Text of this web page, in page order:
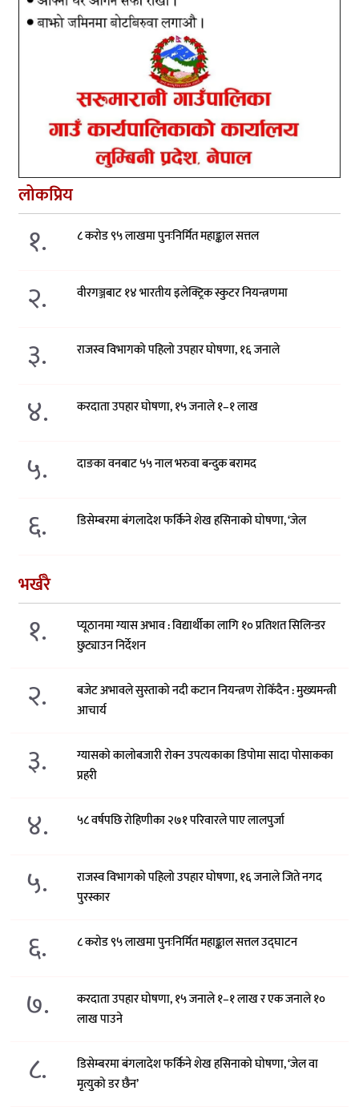
लोकप्रिय
१. ८ करोड ९५ लाखमा पुनःनिर्मित महाङ्काल सत्तल
२. वीरगञ्जबाट १४ भारतीय इलेक्ट्रिक स्कुटर नियन्त्रणमा
३. राजस्व विभागको पहिलो उपहार घोषणा, १६ जनाले
४. करदाता उपहार घोषणा, १५ जनाले १–१ लाख
५. दाङका वनबाट ५५ नाल भरुवा बन्दुक बरामद
६. डिसेम्बरमा बंगलादेश फर्किने शेख हसिनाको घोषणा, ‘जेल
भर्खरै
१.
प्यूठानमा ग्यास अभाव : विद्यार्थीका लागि १० प्रतिशत सिलिन्डर
छुट्याउन निर्देशन
२.
बजेट अभावले सुस्ताको नदी कटान नियन्त्रण रोकिँदैन : मुख्यमन्त्री
आचार्य
३.
ग्यासको कालोबजारी रोक्न उपत्यकाका डिपोमा सादा पोसाकका
प्रहरी
४. ५८ वर्षपछि रोहिणीका २७१ परिवारले पाए लालपुर्जा
५.
राजस्व विभागको पहिलो उपहार घोषणा, १६ जनाले जिते नगद
पुरस्कार
६. ८ करोड ९५ लाखमा पुनःनिर्मित महाङ्काल सत्तल उद्घाटन
७.
करदाता उपहार घोषणा, १५ जनाले १–१ लाख र एक जनाले १०
लाख पाउने
८.
डिसेम्बरमा बंगलादेश फर्किने शेख हसिनाको घोषणा, ‘जेल वा
मृत्युको डर छैन’